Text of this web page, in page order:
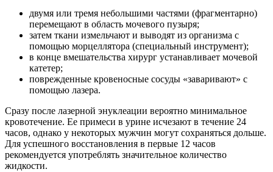
двумя или тремя небольшими частями (фрагментарно)
перемещают в область мочевого пузыря;
затем ткани измельчают и выводят из организма с
помощью морцеллятора (специальный инструмент);
в конце вмешательства хирург устанавливает мочевой
катетер;
поврежденные кровеносные сосуды «заваривают» с
помощью лазера.
Сразу после лазерной энуклеации вероятно минимальное
кровотечение. Ее примеси в урине исчезают в течение 24
часов, однако у некоторых мужчин могут сохраняться дольше.
Для успешного восстановления в первые 12 часов
рекомендуется употреблять значительное количество
жидкости.